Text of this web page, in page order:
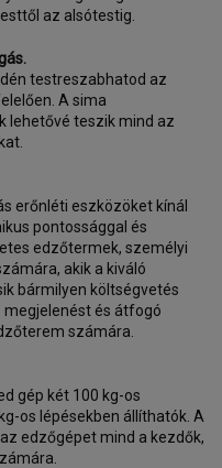
az alsótestig.
testreszabhatod az
A sima
lehetővé teszik mind az
erőnléti eszközöket kínál
pontossággal és
edzőtermek, személyi
akik a kiváló
bármilyen költségvetés
megjelenést és átfogó
számára.
gép két 100 kg-os
os lépésekben állíthatók. A
edzőgépet mind a kezdők,